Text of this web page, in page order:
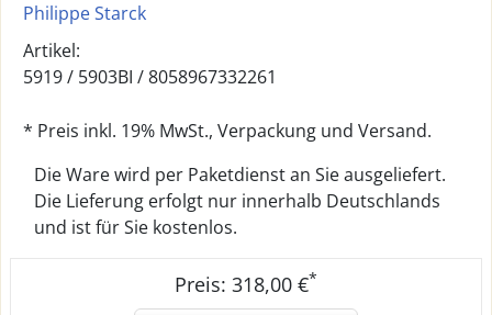
Philippe Starck
Artikel:
5919 / 5903BI /8058967332261
* Preis inkl. 19% MwSt., Verpackung und Versand.
Die Ware wird per Paketdienst an Sie ausgeliefert.
Die Lieferung erfolgt nur innerhalb Deutschlands
und ist für Sie kostenlos.
Preis: 318,00 €*